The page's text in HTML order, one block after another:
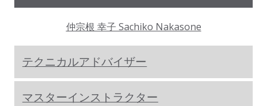
仲宗根 幸子 Sachiko Nakasone
テクニカルアドバイザー
マスターインストラクター